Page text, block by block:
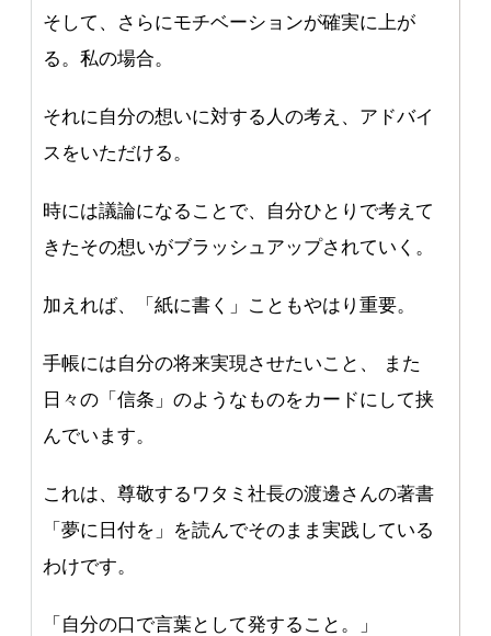
そして、さらにモチベーションが確実に上が
る。私の場合。
それに自分の想いに対する人の考え、アドバイ
スをいただける。
時には議論になることで、自分ひとりで考えて
きたその想いがブラッシュアップされていく。
加えれば、「紙に書く」こともやはり重要。
手帳には自分の将来実現させたいこと、 また
日々の「信条」のようなものをカードにして挟
んでいます。
これは、尊敬するワタミ社長の渡邊さんの著書
「夢に日付を」を読んでそのまま実践している
わけです。
「自分の口で言葉として発すること。」